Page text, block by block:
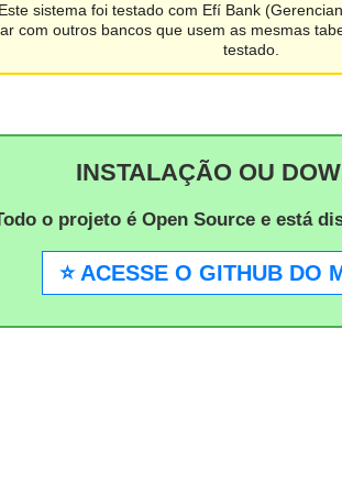
Este sistema foi testado com Efí Bank
com outros bancos que usem as mesmas
testado.
INSTALAÇÃO OU
o projeto é Open Source e está
⭐ ACESSE O GITHUB DO